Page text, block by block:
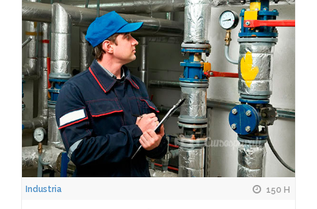
Industria 150 H